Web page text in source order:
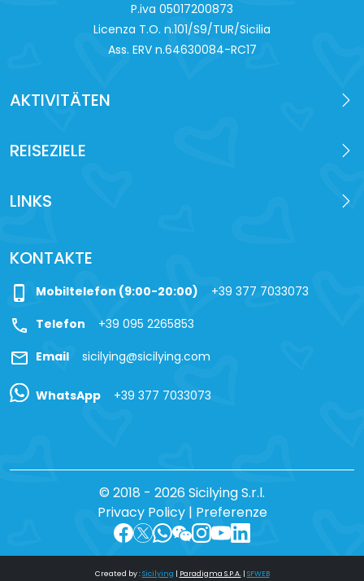
P.iva 0‍5017200873
Licenza T.O. n.101/S9/TUR/Sicilia
Ass. ERV n.64630084-RC17
AKTIVITÄTEN
REISEZIELE
LINKS
KONTAKTE
phone_iphone Mobiltelefon (9:00-20:00) +39 377 7033073
call Telefon +39 095 2265853
mail Email sicilying@sicilying.com
WhatsApp +39 377 7033073
© 2018 - 2026 Sicilying S.r.l.
Privacy Policy| Preferenze
Created by :Sicilying | Paradigma S.P.A.| SFWEB